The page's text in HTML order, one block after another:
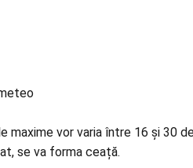
maxime vor varia între 16 și 30
se va forma ceață.